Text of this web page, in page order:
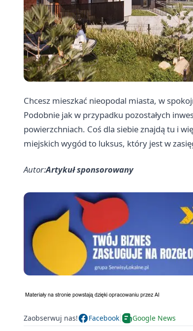
Chcesz mieszkać nieopodal miasta, w
Podobnie jak w przypadku pozostałych
powierzchniach. Coś dla siebie znajdą tu i
miejskich wygód to luksus, który jest w
Autor:Artykuł sponsorowany
Zaobserwuj nas! Facebook Google News